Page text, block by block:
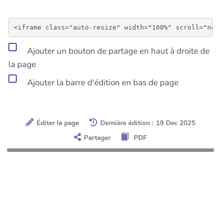
Ajouter un bouton de partage en haut à droite de
la page
Ajouter la barre d'édition en bas de page
Éditer la page
Dernière édition : 19 Dec 2025
Partager
PDF